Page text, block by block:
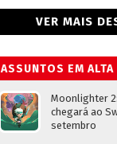
VER MAIS
ASSUNTOS EM ALTA
Moonlighter
chegará ao
setembro